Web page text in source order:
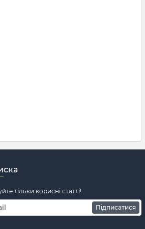
тільки корисні статті!
Підписатися